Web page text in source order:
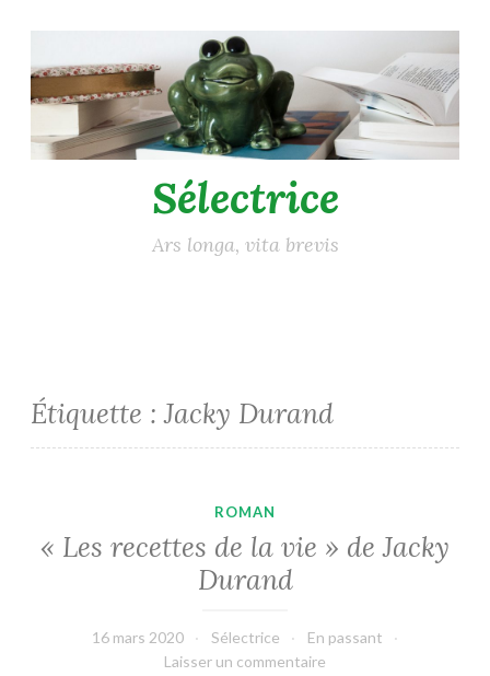
au
contenu
principal
Sélectrice
Ars longa, vita brevis
Étiquette :Jacky Durand
ROMAN
« Les recettes de la vie » de Jacky
Durand
16 mars 2020 Sélectrice
En passant
Laisser un commentaire